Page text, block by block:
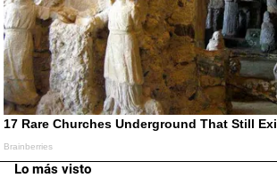
Lo más visto